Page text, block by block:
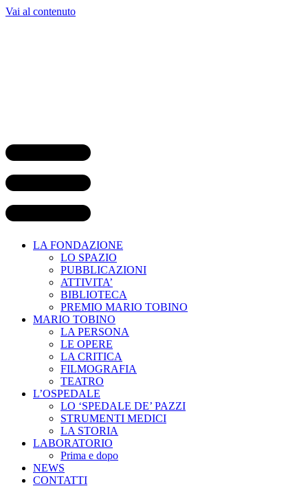
Vai al contenuto
LA FONDAZIONE
LO SPAZIO
PUBBLICAZIONI
ATTIVITA’
BIBLIOTECA
PREMIO MARIO TOBINO
MARIO TOBINO
LA PERSONA
LE OPERE
LA CRITICA
FILMOGRAFIA
TEATRO
L’OSPEDALE
LO ‘SPEDALE DE’ PAZZI
STRUMENTI MEDICI
LA STORIA
LABORATORIO
Prima e dopo
NEWS
CONTATTI